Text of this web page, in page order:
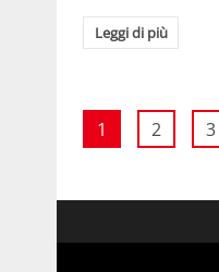
Leggi di più
1 2 3